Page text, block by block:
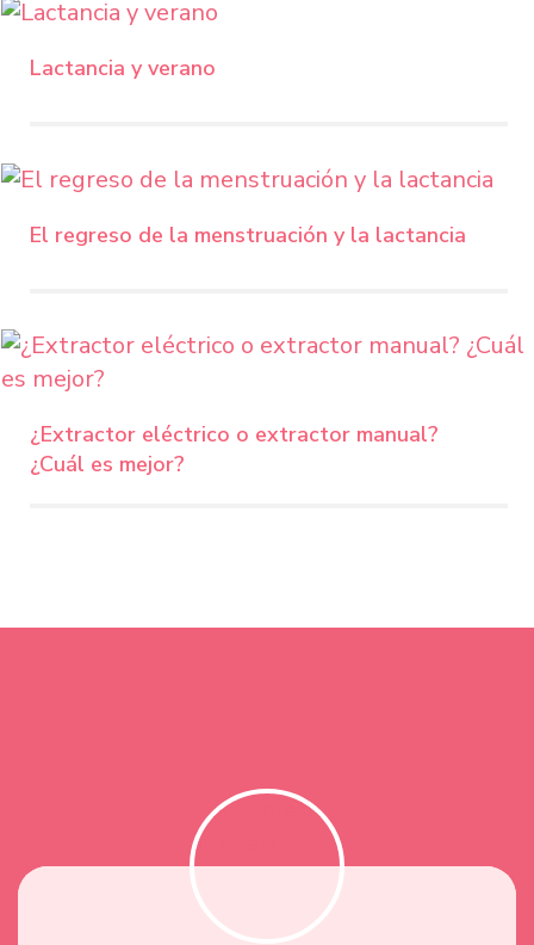
Lactancia y verano
El regreso de la menstruación y la lactancia
¿Extractor eléctrico o extractor manual?
¿Cuál es mejor?